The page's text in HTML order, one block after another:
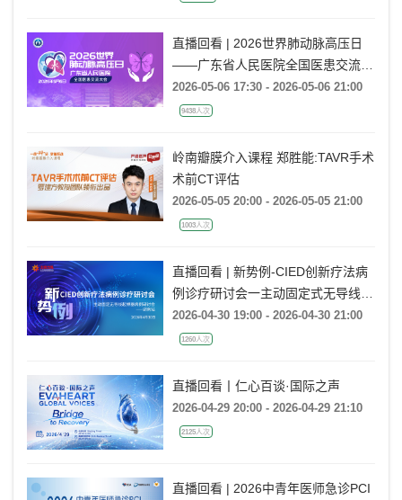
直播回看 | 2026世界肺动脉高压日
——广东省人民医院全国医患交流大
会
2026-05-06 17:30 - 2026-05-06 21:00
9438人次
岭南瓣膜介入课程 郑胜能:TAVR手术
术前CT评估
2026-05-05 20:00 - 2026-05-05 21:00
1003人次
直播回看 | 新势例-CIED创新疗法病
例诊疗研讨会一主动固定式无导线起
搏器病例研讨会一湖南站
2026-04-30 19:00 - 2026-04-30 21:00
1260人次
直播回看丨仁心百谈·国际之声
2026-04-29 20:00 - 2026-04-29 21:10
2125人次
直播回看 | 2026中青年医师急诊PCI